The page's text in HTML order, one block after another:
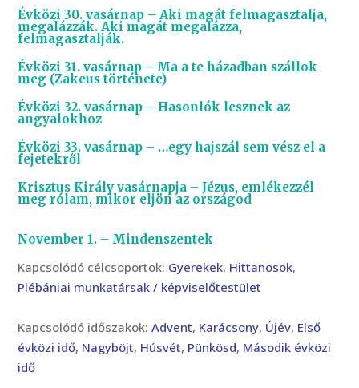
Évközi 30. vasárnap – Aki magát felmagasztalja,
megalázzák. Aki magát megalázza,
felmagasztalják.
Évközi 31. vasárnap – Ma a te házadban szállok
meg (Zakeus története)
Évközi 32. vasárnap – Hasonlók lesznek az
angyalokhoz
Évközi 33. vasárnap – …egy hajszál sem vész el a
fejetekről
Krisztus Király vasárnapja – Jézus, emlékezzél
meg rólam, mikor eljön az országod
November 1. – Mindenszentek
Kapcsolódó célcsoportok: Gyerekek, Hittanosok,
Plébániai munkatársak / képviselőtestület
Kapcsolódó időszakok:Advent, Karácsony, Újév, Első
évközi idő, Nagyböjt, Húsvét, Pünkösd, Második évközi
idő